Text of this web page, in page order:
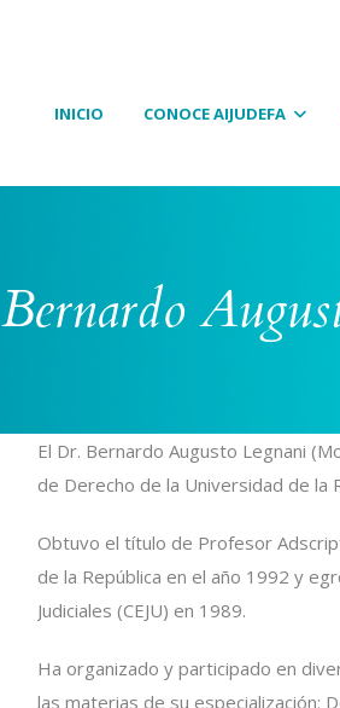
INICIO CONOCE AIJUDEFA
Bernardo
El Dr. Bernardo Augusto Legnani
de Derecho de la Universidad de la
Obtuvo el título de Profesor
de la República en el año 1992 y
Judiciales (CEJU) en 1989.
Ha organizado y participado en
las materias de su especialización: